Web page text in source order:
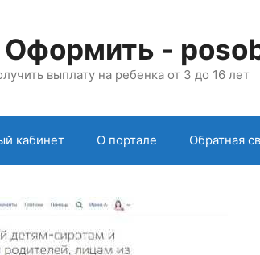
Оформить -
выплату на ребенка от 3 до 16 лет
кабинет О портале Обратная